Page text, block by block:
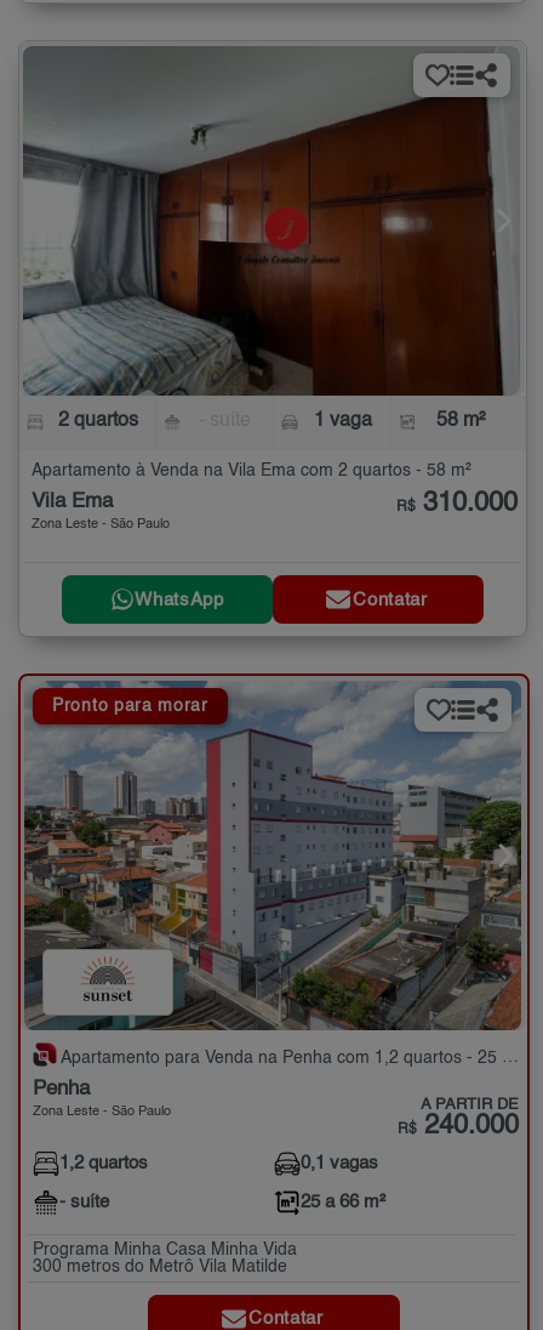
2 quartos 1 vaga 58 m²
Apartamento à Venda na Vila Ema com 2 quartos - 58 m²
Vila Ema
Zona Leste - São Paulo
R$ 310.000
WhatsApp Contatar
Pronto para morar
Apartamento para Venda na Penha com 1,2 quartos - 25 a 66 m²
Penha
Zona Leste - São Paulo A PARTIR DE
R$ 240.000
1,2 quartos
- suíte
0,1 vagas
25 a 66 m²
Programa Minha Casa Minha Vida
300 metros do Metrô Vila Matilde
Contatar